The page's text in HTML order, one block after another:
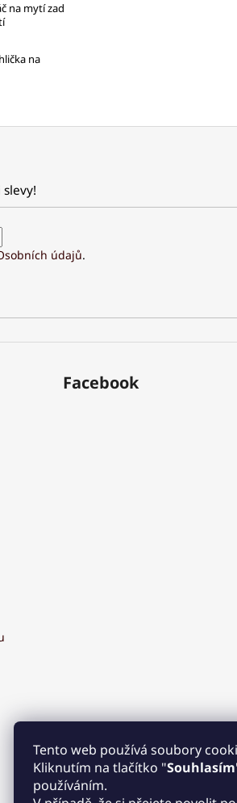
Tento web používá soubory
Kliknutím na tlačítko "Souhlasím
používáním.
na mytí zad
na
údajů.
Facebook